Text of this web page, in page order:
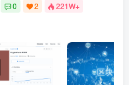
0 2 221W+